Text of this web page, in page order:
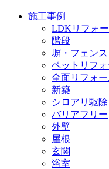
施工事例
LDKリフォ
階段
塀・フェンス
ペットリフォ
全面リフォ
新築
シロアリ駆
バリアフリー
外壁
屋根
玄関
浴室